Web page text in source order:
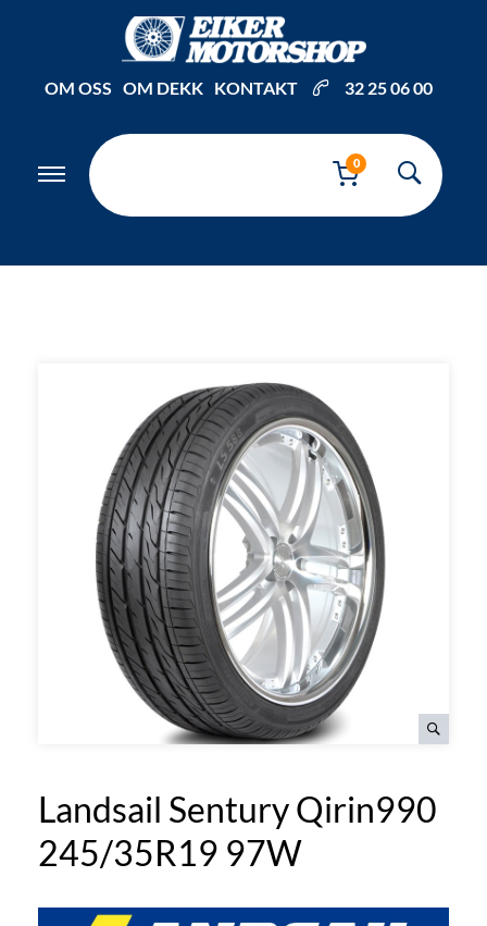
OM OSS OM DEKK KONTAKT 32 25 06 00
0
Landsail Sentury Qirin990
245/35R19 97W